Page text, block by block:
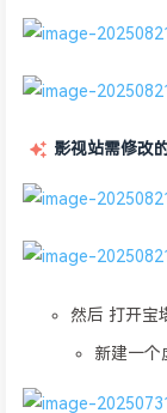
影视站需修改
然后 打开宝
新建一个